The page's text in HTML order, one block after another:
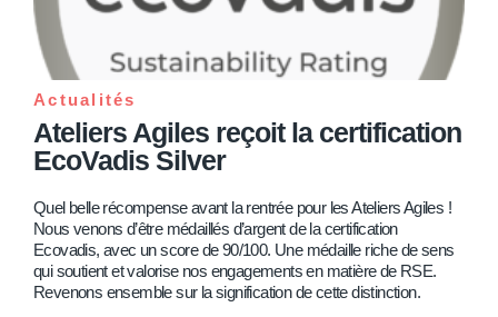
Actualités
Ateliers Agiles reçoit la certification
EcoVadis Silver
Quel belle récompense avant la rentrée pour les Ateliers Agiles !
Nous venons d’être médaillés d’argent de la certification
Ecovadis, avec un score de 90/100. Une médaille riche de sens
qui soutient et valorise nos engagements en matière de RSE.
Revenons ensemble sur la signification de cette distinction.